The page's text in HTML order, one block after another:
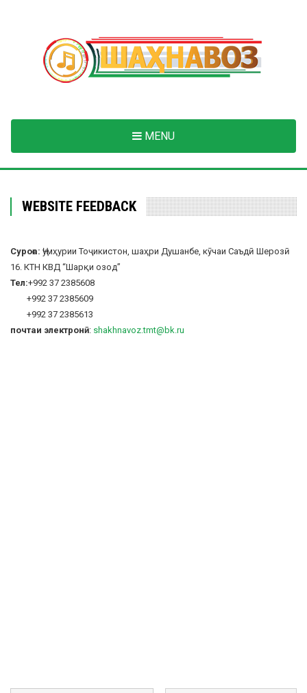
MENU
WEBSITE FEEDBACK
Суроға: Ҷумҳурии Тоҷикистон, шаҳри Душанбе, кӯчаи Саъдӣ Шерозӣ
16. КТН КВД “Шарқи озод”
Тел:+992 37 2385608
+992 37 2385609
+992 37 2385613
почтаи электронӣ: shakhnavoz.tmt@bk.ru